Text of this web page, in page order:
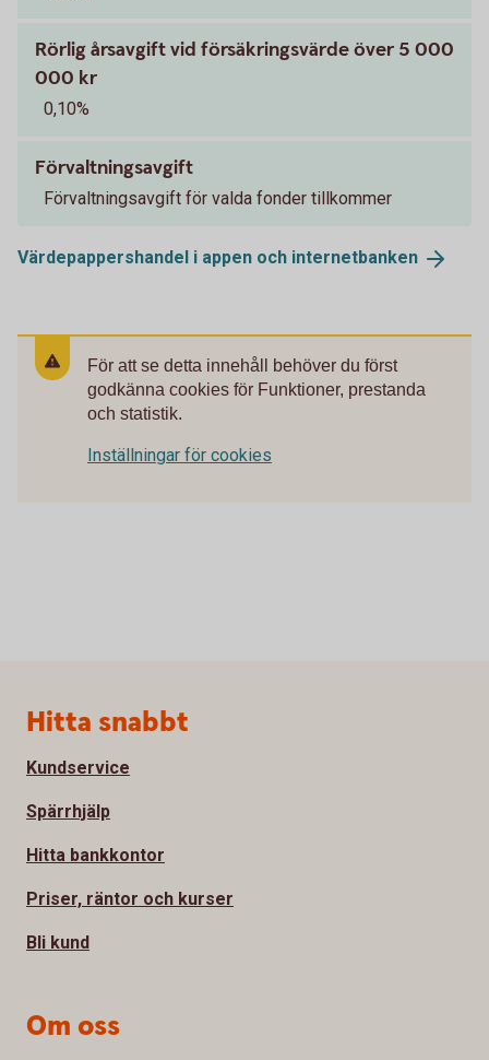
Rörlig årsavgift vid försäkringsvärde över 5 000
000 kr
0,10%
Förvaltningsavgift
Förvaltningsavgift för valda fonder tillkommer
Värdepappershandel i appen och internetbanken
För att se detta innehåll behöver du först
godkänna cookies för Funktioner, prestanda
och statistik.
Inställningar för cookies
Sidfot
Hitta snabbt
Kundservice
Spärrhjälp
Hitta bankkontor
Priser, räntor och kurser
Bli kund
Om oss